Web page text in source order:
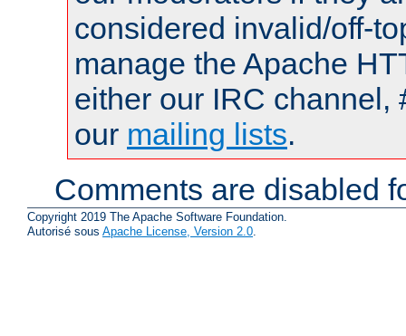
considered invalid/off-
manage the Apache
either our IRC channel,
our mailing lists.
Comments are disabled
Copyright 2019 The Apache Software Foundation.
Autorisé sous Apache License, Version 2.0.